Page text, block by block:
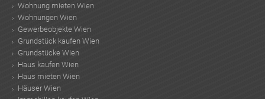
Wohnung mieten Wien
Wohnungen Wien
Gewerbeobjekte Wien
Grundstück kaufen Wien
Grundstücke Wien
Haus kaufen Wien
Haus mieten Wien
Häuser Wien